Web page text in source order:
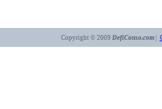
Copyright © 2009 DefiConso.com|